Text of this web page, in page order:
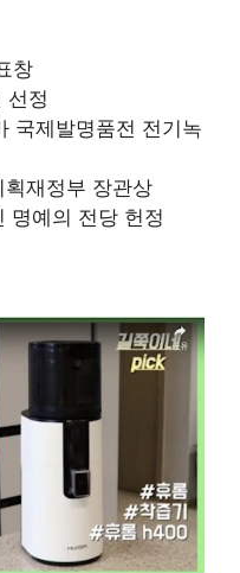
창
선정
국제발명품전 전기녹
재정부 장관상
명예의 전당 헌정